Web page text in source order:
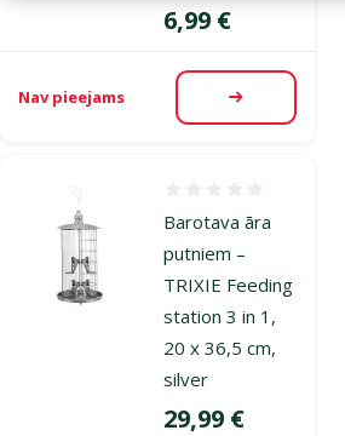
Cena
6,99 €
Nav pieejams Apskatīt
Barotava āra
putniem –
TRIXIE Feeding
station 3 in 1,
20 x 36,5 cm,
silver
Cena
29,99 €